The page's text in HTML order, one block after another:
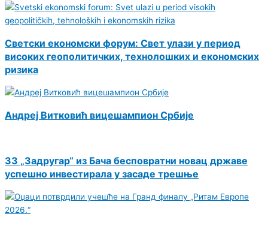
Светски економски форум: Свет улази у период
високих геополитичких, технолошких и економских
ризика
Андреј Витковић вицешампион Србије
ЗЗ „Задругар“ из Бача бесповратни новац државе
успешно инвестирала у засаде трешње